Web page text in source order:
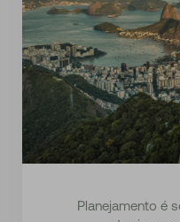
Planejamento é